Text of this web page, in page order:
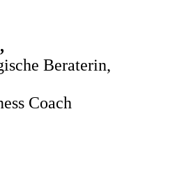
Beraterin,
Coach